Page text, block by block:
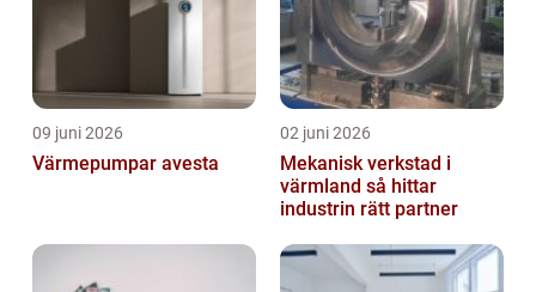
09 juni 2026
Värmepumpar avesta
02 juni 2026
Mekanisk verkstad i
värmland så hittar
industrin rätt partner